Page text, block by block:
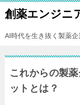
創薬エンジニ
AI時代を生き抜く製薬
これからの製
ットとは？